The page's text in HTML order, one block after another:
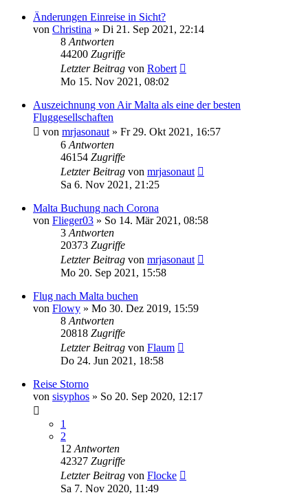
Änderungen Einreise in Sicht?
von Christina » Di 21. Sep 2021, 22:14
8 Antworten
44200 Zugriffe
Letzter Beitrag von Robert
Mo 15. Nov 2021, 08:02
Auszeichnung von Air Malta als eine der besten
Fluggesellschaften
von mrjasonaut » Fr 29. Okt 2021, 16:57
6 Antworten
46154 Zugriffe
Letzter Beitrag von mrjasonaut
Sa 6. Nov 2021, 21:25
Malta Buchung nach Corona
von Flieger03 » So 14. Mär 2021, 08:58
3 Antworten
20373 Zugriffe
Letzter Beitrag von mrjasonaut
Mo 20. Sep 2021, 15:58
Flug nach Malta buchen
von Flowy » Mo 30. Dez 2019, 15:59
8 Antworten
20818 Zugriffe
Letzter Beitrag von Flaum
Do 24. Jun 2021, 18:58
Reise Storno
von sisyphos » So 20. Sep 2020, 12:17
1
2
12 Antworten
42327 Zugriffe
Letzter Beitrag von Flocke
Sa 7. Nov 2020, 11:49